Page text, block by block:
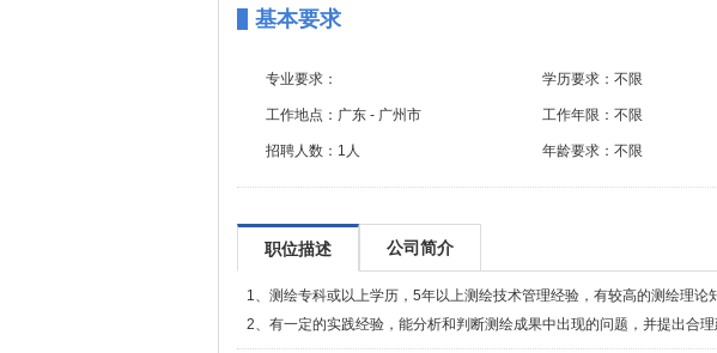
基本要求
专业要求： 学历要求： 不限
工作地点： 广东 - 广州市 工作年限： 不限
招聘人数： 1人 年龄要求： 不限
职位描述 公司简介
1、测绘专科或以上学历，5年以上测绘技术管理经验，有较高的测绘理论
2、有一定的实践经验，能分析和判断测绘成果中出现的问题，并提出合理